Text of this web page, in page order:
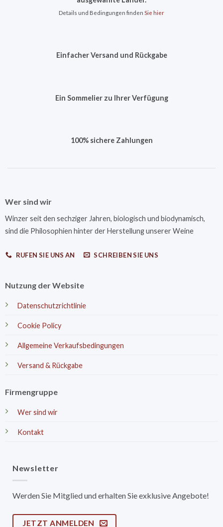
Details und Bedingungen finden Sie hier
Einfacher Versand und Rückgabe
Ein Sommelier zu Ihrer Verfügung
100% sichere Zahlungen
Wer sind wir
Winzer seit den sechziger Jahren, biologisch und biodynamisch,
sind die Philosophien hinter der Herstellung unserer Weine
RUFEN SIE UNS AN SCHREIBEN SIE UNS
Nutzung der Website
Datenschutzrichtlinie
Cookie Policy
Allgemeine Verkaufsbedingungen
Versand & Rückgabe
Firmengruppe
Wer sind wir
Kontakt
Newsletter
Werden Sie Mitglied und erhalten Sie exklusive Angebote!
JETZT ANMELDEN